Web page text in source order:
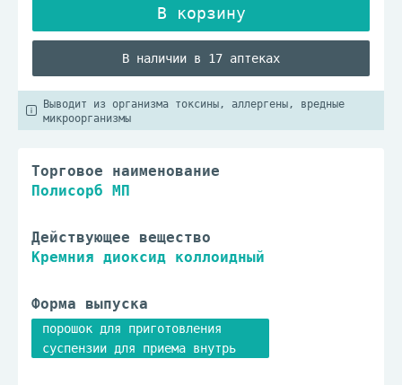
В наличии в 17 аптеках
Выводит из организма токсины, аллергены, вредные
микроорганизмы
Торговое наименование
Полисорб МП
Действующее вещество
Кремния диоксид коллоидный
Форма выпуска
порошок для приготовления
суспензии для приема внутрь